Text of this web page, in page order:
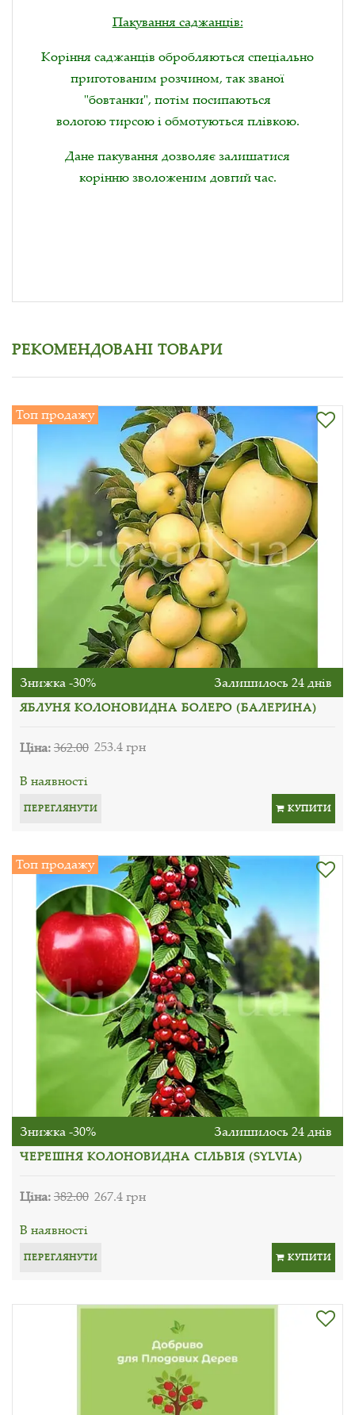
Пакування саджанців:
Коріння саджанців обробляються спеціально
приготованим розчином, так званої
"бовтанки", потім посипаються
вологою тирсою і обмотуються плівкою.
Дане пакування дозволяє залишатися
корінню зволоженим довгий час.
РЕКОМЕНДОВАНІ ТОВАРИ
Топ продажу
Знижка -30% Залишилось 24 днів
ЯБЛУНЯ КОЛОНОВИДНА БОЛЕРО (БАЛЕРИНА)
Ціна:362.00 253.4 грн
В наявності
ПЕРЕГЛЯНУТИ КУПИТИ
Топ продажу
Знижка -30% Залишилось 24 днів
ЧЕРЕШНЯ КОЛОНОВИДНА СІЛЬВІЯ (SYLVIA)
Ціна:382.00 267.4 грн
В наявності
ПЕРЕГЛЯНУТИ КУПИТИ